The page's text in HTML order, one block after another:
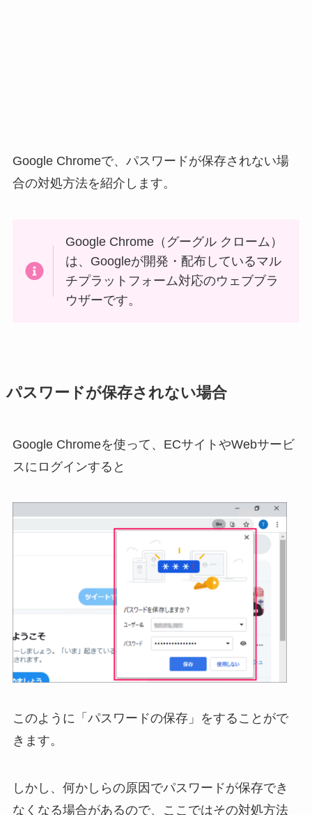
Google Chromeで、パスワードが保存されない場
合の対処方法を紹介します。
Google Chrome（グーグル クローム）
は、Googleが開発・配布しているマル
チプラットフォーム対応のウェブブラ
ウザーです。
パスワードが保存されない場合
Google Chromeを使って、ECサイトやWebサービ
スにログインすると
このように「パスワードの保存」をすることがで
きます。
しかし、何かしらの原因でパスワードが保存でき
なくなる場合があるので、ここではその対処方法